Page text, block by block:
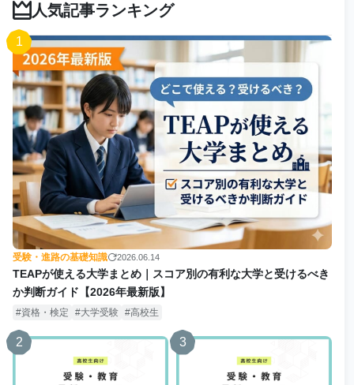
人気記事ランキング
1
受験・進路の基礎知識 2026.06.14
TEAPが使える大学まとめ｜スコア別の有利な大学と受けるべき
か判断ガイド【2026年最新版】
資格・検定 大学受験 高校生
2 3